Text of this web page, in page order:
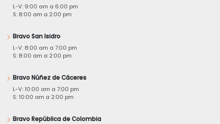
L-V: 9:00 am a 6:00 pm
S: 8:00 am a 2:00 pm
Bravo San Isidro
L-V: 8:00 am a 7:00 pm
S: 8:00 am a 2:00 pm
Bravo Núñez de Cáceres
L-V: 10:00 am a 7:00 pm
S: 10:00 am a 2:00 pm
Bravo República de Colombia